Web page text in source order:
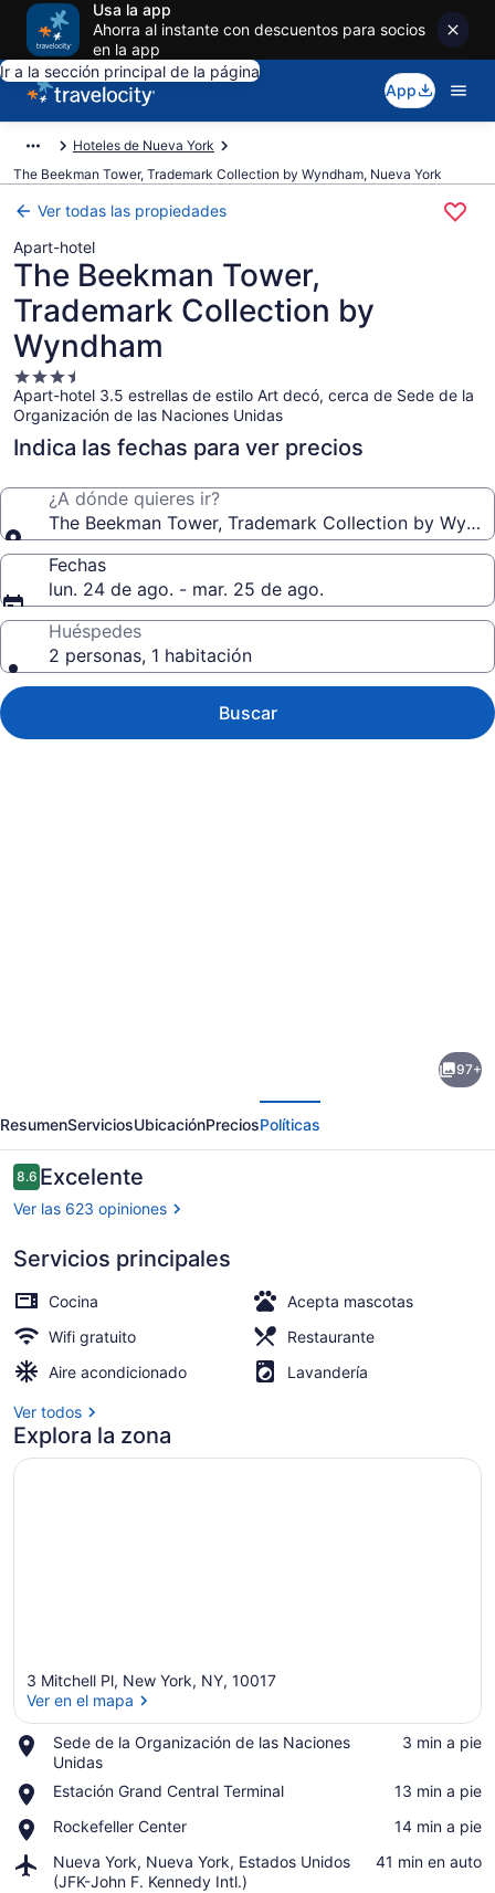
Usa la app
Ahorra al instante con descuentos para socios
en la app
Ir a la sección principal de la página
App
Hoteles de Nueva York
The Beekman Tower, Trademark Collection by Wyndham, Nueva York
Ver todas las propiedades
Apart-hotel
The Beekman Tower,
Trademark Collection by
Wyndham
Propiedad
de
3.5
estrellas
Apart-hotel 3.5 estrellas de estilo Art decó, cerca de Sede de la
Organización de las Naciones Unidas
Indica las fechas para ver precios
¿A dónde quieres ir?
The Beekman Tower, Trademark Collection by
Fechas
lun. 24 de ago. - mar. 25 de ago.
Huéspedes
2 personas, 1 habitación
Buscar
Beekman
Tower,
Trademark
Collection
Wyndham
97+
ResumenServiciosUbicaciónPreciosPolíticas
Opiniones
8.68.6 de 10,
Excelente
Ver las 623 opiniones
Servicios principales
Cocina
Acepta mascotas
Wifi gratuito
Restaurante
Aire acondicionado
Lavandería
Ver todos
Explora la zona
3 Mitchell Pl, New York, NY, 10017
Ver en el mapa
Sede de la Organización de las Naciones
Unidas
Place,
Sede
de
la
Organización
las
Naciones
‪3 min a pie‬
Estación Grand Central Terminal
Place,
Grand
Terminal
‪13 min a pie‬
Rockefeller Center
Place,
Center
‪14 min a pie‬
Nueva York, Nueva York, Estados Unidos
(JFK-John F. Kennedy Intl.)
Airport,
Nueva
‪41 min en auto‬